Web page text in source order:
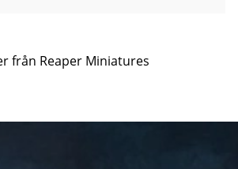
från Reaper Miniatures